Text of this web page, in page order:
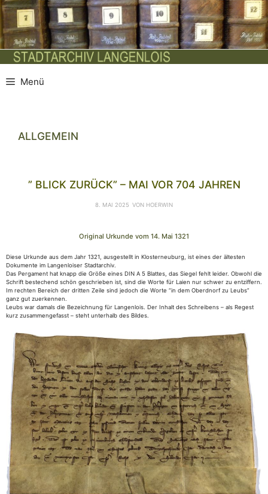
Zum
Inhalt
springen
Menü
ALLGEMEIN
” BLICK ZURÜCK” – MAI VOR 704 JAHREN
8. MAI 2025 VON HOERWIN
Original Urkunde vom 14. Mai 1321
Diese Urkunde aus dem Jahr 1321, ausgestellt in Klosterneuburg, ist eines der ältesten
Dokumente im Langenloiser Stadtarchiv.
Das Pergament hat knapp die Größe eines DIN A 5 Blattes, das Siegel fehlt leider. Obwohl die
Schrift bestechend schön geschrieben ist, sind die Worte für Laien nur schwer zu entziffern.
Im rechten Bereich der dritten Zeile sind jedoch die Worte “in dem Oberdnorf zu Leubs”
ganz gut zuerkennen.
Leubs war damals die Bezeichnung für Langenlois. Der Inhalt des Schreibens – als Regest
kurz zusammengefasst – steht unterhalb des Bildes.